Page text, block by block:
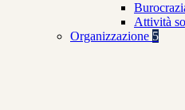
Attività
Organizzazione 5